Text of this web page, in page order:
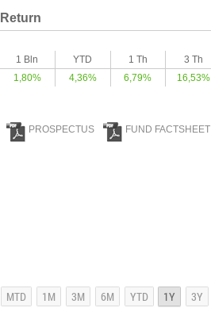
Return
1 Bln YTD 1 Th 3 Th
1,80%
4,36% 6,79% 16,53%
PROSPECTUS FUND FACTSHEET